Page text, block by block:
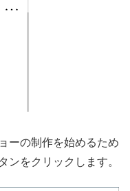
ーの制作を始めるため
ンをクリックします。